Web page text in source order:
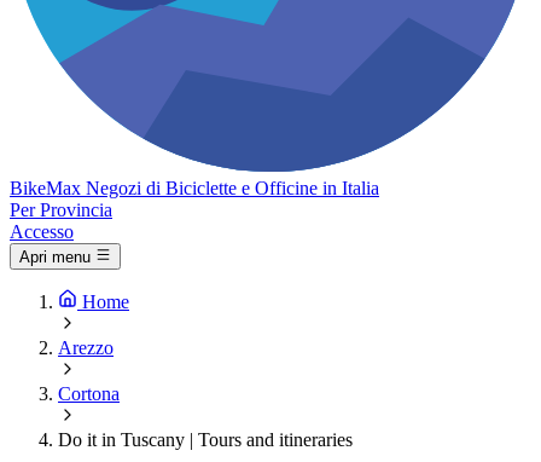
BikeMax Negozi di Biciclette e Officine in Italia
Per Provincia
Accesso
Apri menu
Home
Arezzo
Cortona
Do it in Tuscany | Tours and itineraries